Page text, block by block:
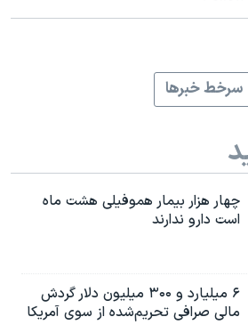
سرخط خبرها
چهار هزار بیمار هموفیلی هشت ماه
است دارو ندارند
۶ میلیارد و ۳۰۰ میلیون دلار گردش
مالی صرافی تحریم‌شده از سوی آمریکا